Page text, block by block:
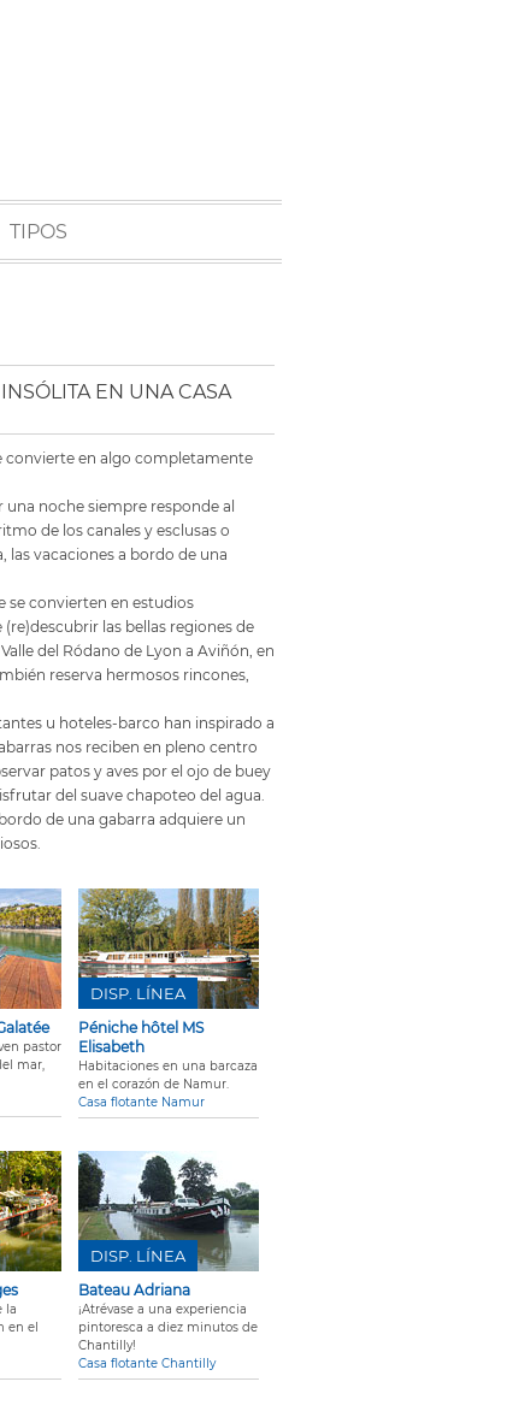
TIPOS
EN UNA CASA
convierte en algo completamente
noche siempre responde al
de los canales y esclusas o
las vacaciones a bordo de una
se convierten en estudios
las bellas regiones de
del Ródano de Lyon a Aviñón, en
reserva hermosos rincones,
u hoteles-barco han inspirado a
nos reciben en pleno centro
patos y aves por el ojo de buey
del suave chapoteo del agua.
de una gabarra adquiere un
pastor
mar,
Péniche hôtel MS
Elisabeth
Habitaciones en una barcaza
en el corazón de Namur.
Casa flotante Namur
DISP. LÍNEA
la
en el
Bateau Adriana
¡Atrévase a una experiencia
pintoresca a diez minutos de
Chantilly!
Casa flotante Chantilly
DISP. LÍNEA